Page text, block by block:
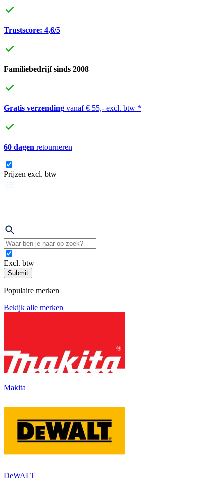
Trustscore: 4,6/5
Familiebedrijf sinds 2008
Gratis verzending vanaf € 55,- excl. btw *
60 dagen retourneren
Prijzen excl. btw
Excl. btw
Submit
Populaire merken
Bekijk alle merken
Makita
DeWALT